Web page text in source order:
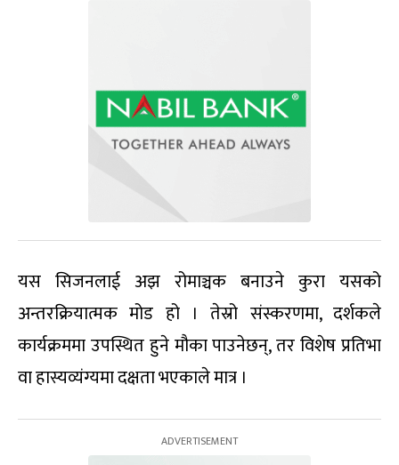
यस सिजनलाई अझ रोमाञ्चक बनाउने कुरा यसको
अन्तरक्रियात्मक मोड हो । तेस्रो संस्करणमा, दर्शकले
कार्यक्रममा उपस्थित हुने मौका पाउनेछन्, तर विशेष प्रतिभा
वा हास्यव्यंग्यमा दक्षता भएकाले मात्र ।